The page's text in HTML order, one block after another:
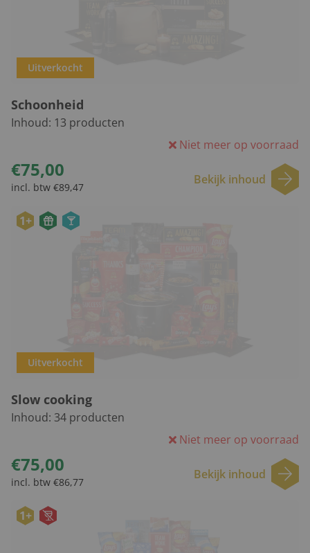
Uitverkocht
Schoonheid
Inhoud: 13 producten
Niet meer op voorraad
€75,00
incl. btw €89,47
Bekijk inhoud
1+
Uitverkocht
Slow cooking
Inhoud: 34 producten
Niet meer op voorraad
€75,00
incl. btw €86,77
Bekijk inhoud
1+